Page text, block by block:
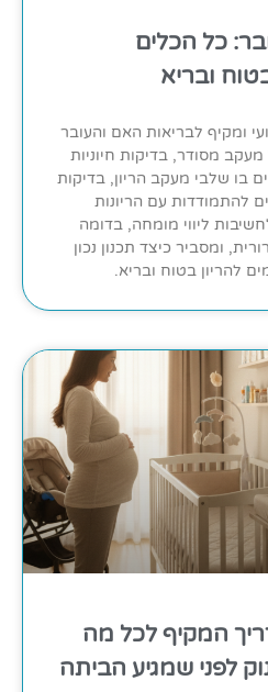
כל הכלים
ובריא
ומקיף לבריאות האם והעובר
מסודר, בדיקות חיוניות
בו שלבי מעקב הריון, בדיקות
להתמודדות עם הריונות
ליווי מומחה, בדומה
ומסביר כיצד תכנון נכון
להריון בטוח ובריא.
המקיף לכל מה
לפני שמגיע הביתה